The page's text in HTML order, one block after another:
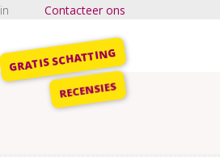
Contacteer ons
GRATIS SCHATTING
RECENSIES